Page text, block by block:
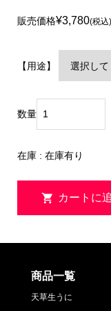
販売価格¥3,780(税込)
【用途】
数量
在庫 : 在庫有り
商品一覧
天草生うに